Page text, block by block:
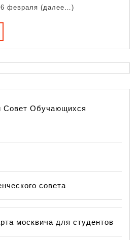
февраля (далее…)
Совет Обучающихся
совета
москвича для студентов